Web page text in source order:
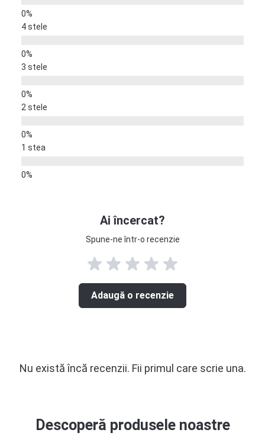
4 stele
3 stele
2 stele
1 stea
Ai încercat?
Spune-ne într-o recenzie
Adaugă o recenzie
Nu există încă recenzii. Fii primul care scrie una.
Descoperă produsele noastre